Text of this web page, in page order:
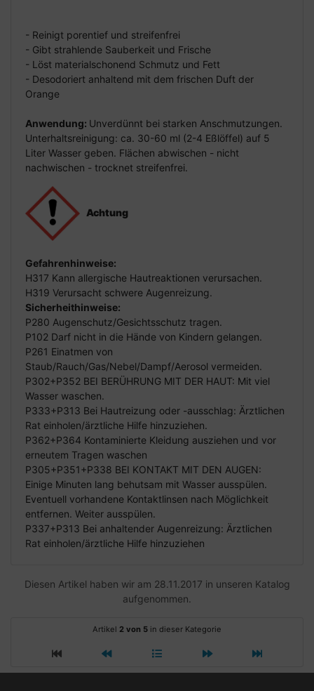
- Reinigt porentief und streifenfrei
- Gibt strahlende Sauberkeit und Frische
- Löst materialschonend Schmutz und Fett
- Desodoriert anhaltend mit dem frischen Duft der
Orange
Anwendung: Unverdünnt bei starken Anschmutzungen.
Unterhaltsreinigung: ca. 30-60 ml (2-4 Eßlöffel) auf 5
Liter Wasser geben. Flächen abwischen - nicht
nachwischen - trocknet streifenfrei.
Achtung
Gefahrenhinweise:
H317 Kann allergische Hautreaktionen verursachen.
H319 Verursacht schwere Augenreizung.
Sicherheithinweise:
P280 Augenschutz/Gesichtsschutz tragen.
P102 Darf nicht in die Hände von Kindern gelangen.
P261 Einatmen von
Staub/Rauch/Gas/Nebel/Dampf/Aerosol vermeiden.
P302+P352 BEI BERÜHRUNG MIT DER HAUT: Mit viel
Wasser waschen.
P333+P313 Bei Hautreizung oder -ausschlag: Ärztlichen
Rat einholen/ärztliche Hilfe hinzuziehen.
P362+P364 Kontaminierte Kleidung ausziehen und vor
erneutem Tragen waschen
P305+P351+P338 BEI KONTAKT MIT DEN AUGEN:
Einige Minuten lang behutsam mit Wasser ausspülen.
Eventuell vorhandene Kontaktlinsen nach Möglichkeit
entfernen. Weiter ausspülen.
P337+P313 Bei anhaltender Augenreizung: Ärztlichen
Rat einholen/ärztliche Hilfe hinzuziehen
Diesen Artikel haben wir am 28.11.2017 in unseren Katalog
aufgenommen.
Artikel 2 von 5 in dieser Kategorie